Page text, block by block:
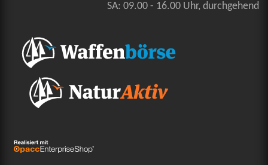
SA: 09.00 - 16.00 Uhr, durchgehend